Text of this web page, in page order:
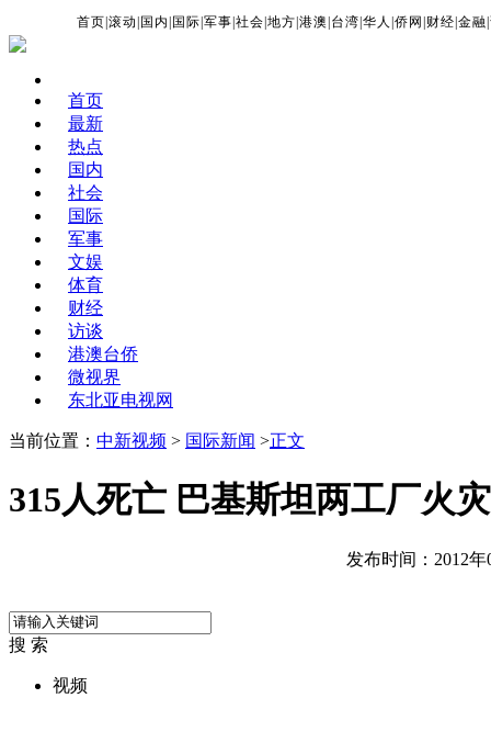
首页 |滚动 国内 国际 |军事 |社会 |地方 |港澳 台湾 |华人 |侨网 财经 |金融 |
首页
最新
热点
国内
社会
国际
军事
文娱
体育
财经
访谈
港澳台侨
微视界
东北亚电视网
当前位置： 中新视频 > 国际新闻 >正文
315人死亡 巴基斯坦两工厂火灾
发布时间：2012年
搜 索
视频